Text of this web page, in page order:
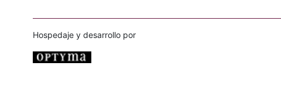
Hospedaje y desarrollo por